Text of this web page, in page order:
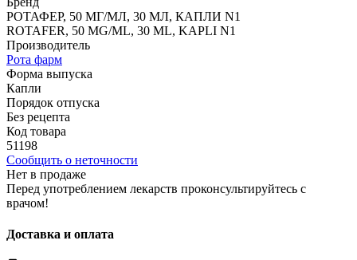
РОТАФЕР, 50 МГ/МЛ, 30 МЛ, КАПЛИ N1
ROTAFЕR, 50 MG/ML, 30 ML, KAPLI N1
Производитель
Рота фарм
Форма выпуска
Капли
Порядок отпуска
Без рецепта
Код товара
51198
Сообщить о неточности
Нет в продаже
Перед употреблением лекарств проконсультируйтесь с
врачом!
Доставка и оплата